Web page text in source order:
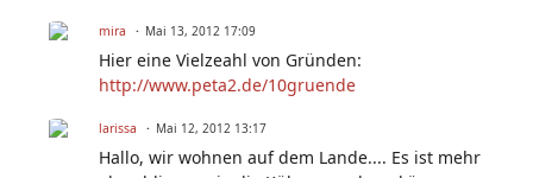
mira Mai 13, 2012 17:09
Hier eine Vielzeahl von Gründen:
http://www.peta2.de/10gruende
larissa Mai 12, 2012 13:17
Hallo, wir wohnen auf dem Lande.... Es ist mehr